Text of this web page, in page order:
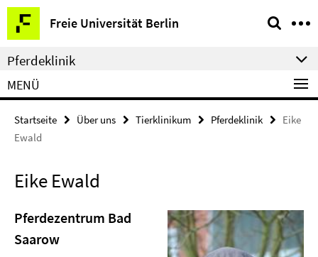
Springe
direkt
zu
Inhalt
Freie Universität Berlin
Service-
Navigation
Pferdeklinik
MENÜ
Startseite Über uns Tierklinikum Pferdeklinik
Eike
Ewald
Eike Ewald
Pferdezentrum Bad
Saarow